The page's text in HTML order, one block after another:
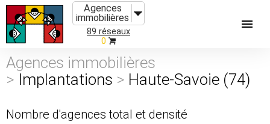
Agences
immobilières
89 réseaux
0
Agences immobilières
> Implantations > Haute-Savoie (74)
Nombre d'agences total et densité